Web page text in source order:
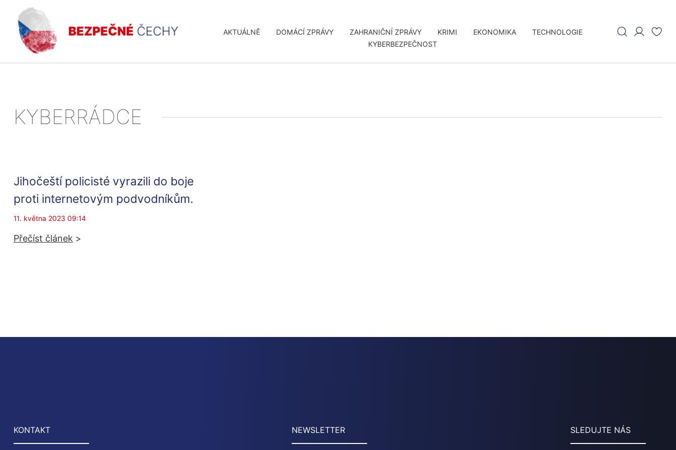
AKTUÁLNĚ DOMÁCÍ ZPRÁVY ZAHRANIČNÍ ZPRÁVY KRIMI EKONOMIKA
TECHNOLOGIE
KYBERBEZPEČNOST
KYBERRÁDCE
Jihočeští policisté vyrazili do boje
proti internetovým podvodníkům.
11. května 2023 09:14
Přečíst článek >
KONTAKT NEWSLETTER SLEDUJTE NÁS